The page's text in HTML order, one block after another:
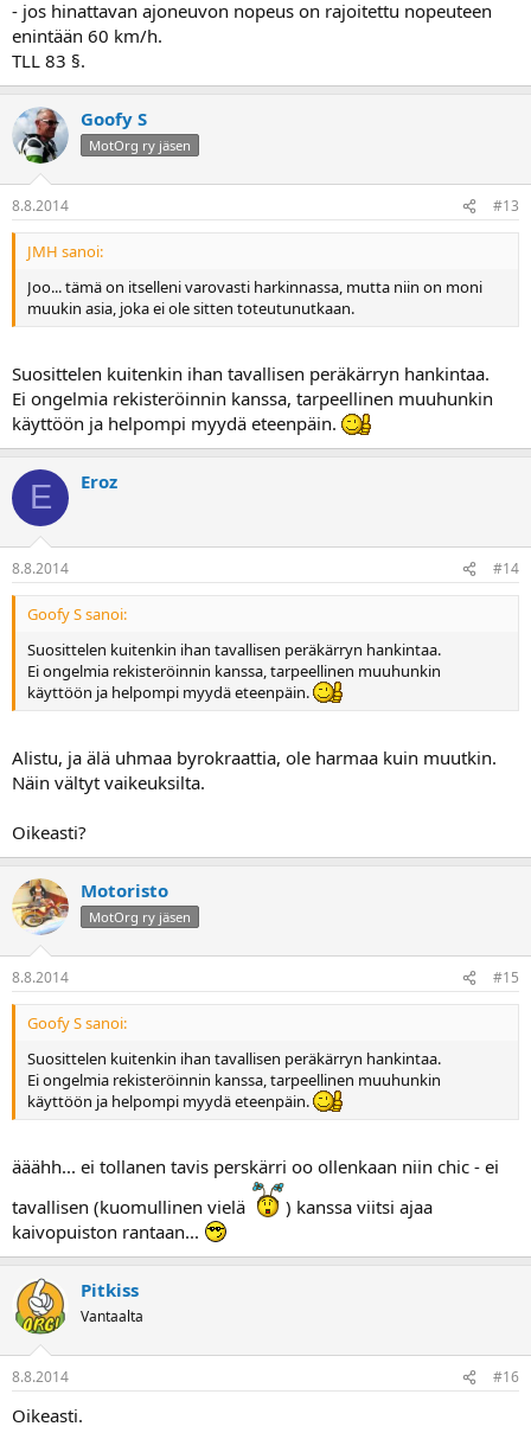
- jos hinattavan ajoneuvon nopeus on rajoitettu nopeuteen
enintään 60 km/h.
TLL 83 §.
Goofy S
MotOrg ry jäsen
8.8.2014 #13
JMH sanoi:
Joo... tämä on itselleni varovasti harkinnassa, mutta niin on moni
muukin asia, joka ei ole sitten toteutunutkaan.
Suosittelen kuitenkin ihan tavallisen peräkärryn hankintaa.
Ei ongelmia rekisteröinnin kanssa, tarpeellinen muuhunkin
käyttöön ja helpompi myydä eteenpäin.
E Eroz
8.8.2014 #14
Goofy S sanoi:
Suosittelen kuitenkin ihan tavallisen peräkärryn hankintaa.
Ei ongelmia rekisteröinnin kanssa, tarpeellinen muuhunkin
käyttöön ja helpompi myydä eteenpäin.
Alistu, ja älä uhmaa byrokraattia, ole harmaa kuin muutkin.
Näin vältyt vaikeuksilta.
Oikeasti?
Motoristo
MotOrg ry jäsen
8.8.2014 #15
Goofy S sanoi:
Suosittelen kuitenkin ihan tavallisen peräkärryn hankintaa.
Ei ongelmia rekisteröinnin kanssa, tarpeellinen muuhunkin
käyttöön ja helpompi myydä eteenpäin.
ääähh... ei tollanen tavis perskärri oo ollenkaan niin chic - ei
tavallisen (kuomullinen vielä
) kanssa viitsi ajaa
kaivopuiston rantaan...
Pitkiss
Vantaalta
8.8.2014 #16
Oikeasti.